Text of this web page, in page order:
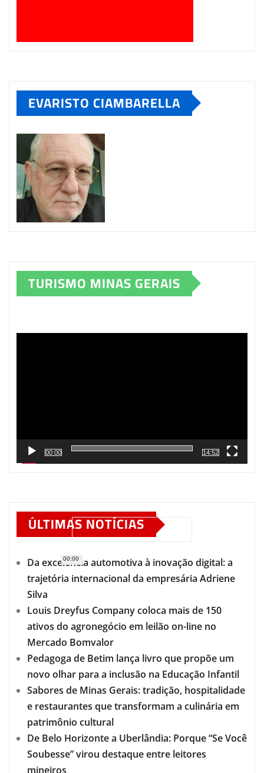
EVARISTO CIAMBARELLA
TURISMO MINAS GERAIS
00:00
00:00
14:52
ÚLTIMAS NOTÍCIAS
Da excelência automotiva à inovação digital: a
trajetória internacional da empresária Adriene
Silva
Louis Dreyfus Company coloca mais de 150
ativos do agronegócio em leilão on-line no
Mercado Bomvalor
Pedagoga de Betim lança livro que propõe um
novo olhar para a inclusão na Educação Infantil
Sabores de Minas Gerais: tradição, hospitalidade
e restaurantes que transformam a culinária em
patrimônio cultural
De Belo Horizonte a Uberlândia: Porque “Se Você
Soubesse” virou destaque entre leitores
mineiros